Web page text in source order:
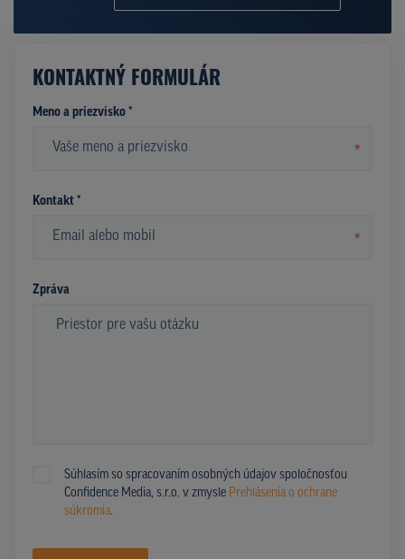
KONTAKTNÝ FORMULÁR
Meno a priezvisko *
*
Kontakt *
*
Zpráva
Súhlasím so spracovaním osobných údajov spoločnosťou
Confidence Media, s.r.o. v zmysle Prehlásenia o ochrane
súkromia.